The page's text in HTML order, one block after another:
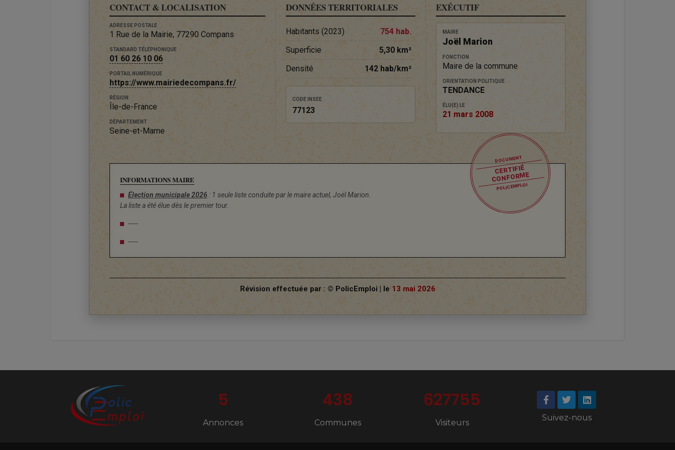
CONTACT & LOCALISATION
ADRESSE POSTALE
1 Rue de la Mairie, 77290 Compans
STANDARD TÉLÉPHONIQUE
01 60 26 10 06
PORTAIL NUMÉRIQUE
https://www.mairiedecompans.fr/
RÉGION
Île-de-France
DÉPARTEMENT
Seine-et-Marne
DONNÉES TERRITORIALES
Habitants (2023)
754 hab.
Superficie
5,30 km²
Densité
142 hab/km²
CODE INSEE
77123
EXÉCUTIF
MAIRE
Joël Marion
FONCTION
Maire de la commune
ORIENTATION POLITIQUE
TENDANCE
ÉLU(E) LE
21 mars 2008
INFORMATIONS MAIRE
Élection municipale 2026 : 1 seule liste conduite par le maire actuel, Joël Marion.
La liste a été élue dès le premier tour.
-----
-----
DOCUMENT
CERTIFIÉ
CONFORME
POLICEMPLOI
Révision effectuée par : © PolicEmploi | le 13 mai 2026
5
Annonces
438
Communes
627755
Visiteurs
Suivez-nous